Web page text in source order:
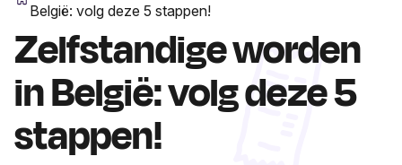
België: volg deze 5 stappen!
Zelfstandige worden
in België: volg deze 5
stappen!